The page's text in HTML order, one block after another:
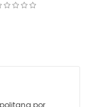
por